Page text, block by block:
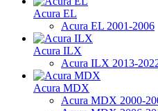
Acura EL
Acura EL 2001-2006
Acura ILX
Acura ILX 2013-
Acura MDX
Acura MDX 2000-